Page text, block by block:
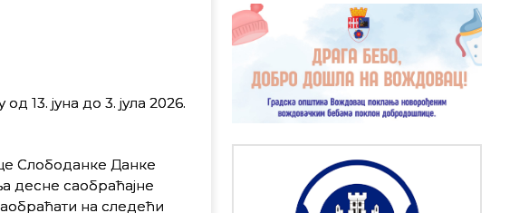
јуна до 3. јула 2026.
Слободанке Данке
десне саобраћајне
на следећи